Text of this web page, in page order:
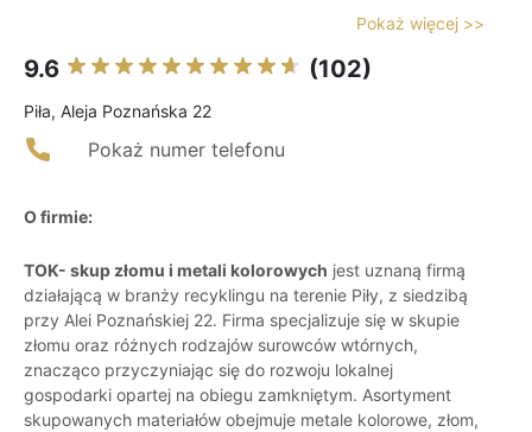
Pokaż więcej >>
9.6 (102)
Piła, Aleja Poznańska 22
Pokaż numer telefonu
O firmie:
TOK- skup złomu i metali kolorowych jest uznaną firmą
działającą w branży recyklingu na terenie Piły, z siedzibą
przy Alei Poznańskiej 22. Firma specjalizuje się w skupie
złomu oraz różnych rodzajów surowców wtórnych,
znacząco przyczyniając się do rozwoju lokalnej
gospodarki opartej na obiegu zamkniętym. Asortyment
skupowanych materiałów obejmuje metale kolorowe, złom,